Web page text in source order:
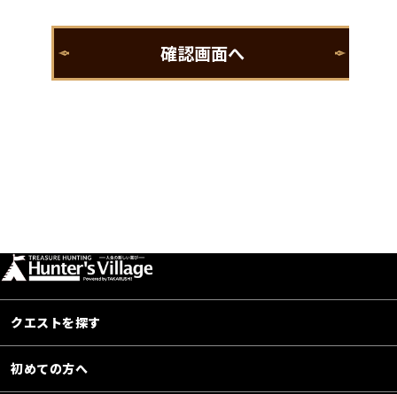
クエストを探す
初めての方へ